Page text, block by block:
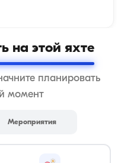
на этой яхте
планировать
момент
Мероприятия